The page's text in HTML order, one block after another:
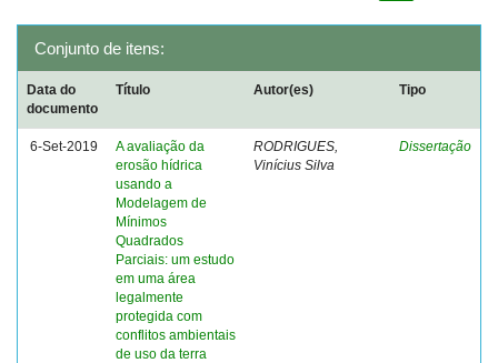
Conjunto de itens:
Data do
documento
Título Autor(es) Tipo
6-Set-2019
A avaliação da
erosão hídrica
usando a
Modelagem de
Mínimos
Quadrados
Parciais: um estudo
em uma área
legalmente
protegida com
conflitos ambientais
de uso da terra
RODRIGUES,
Vinícius Silva
Dissertação